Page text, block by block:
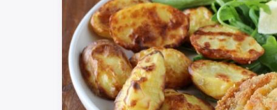
Pizzas et focaccia
Gateaux et patisserie
Dernieres recettes